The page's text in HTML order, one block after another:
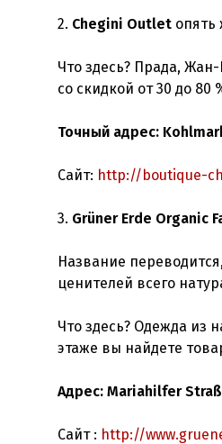
2. Chegini Outlet опять
Что здесь? Прада,
со скидкой от 30 до 80
Точный адрес:
Сайт: http://boutique-
3. Grüner Erde Organic
Название
ценителей всего
Что здесь? Одежда из
этаже вы найдете
Адрес: Mariahilfer
Сайт : http://